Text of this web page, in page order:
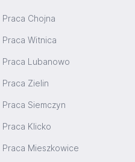
Praca Chojna
Praca Witnica
Praca Lubanowo
Praca Zielin
Praca Siemczyn
Praca Klicko
Praca Mieszkowice